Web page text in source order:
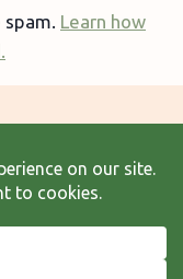
Learn how
Arhiva articole